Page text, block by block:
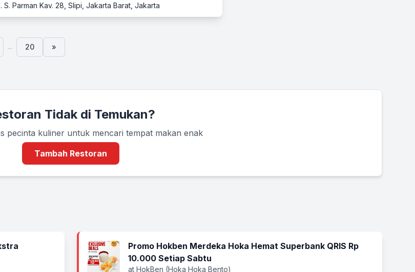
Parman Kav. 28, Slipi, Jakarta Barat, Jakarta
... 20 »
Tidak di Temukan?
pecinta kuliner untuk mencari tempat makan enak
Tambah Restoran
Promo Hokben Merdeka Hoka Hemat Superbank QRIS Rp
10.000 Setiap Sabtu
at HokBen (Hoka Hoka Bento)